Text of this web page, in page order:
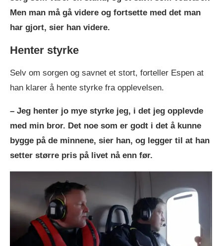
Men man må gå videre og fortsette med det man
har gjort, sier han videre.
Henter styrke
Selv om sorgen og savnet et stort, forteller Espen at
han klarer å hente styrke fra opplevelsen.
– Jeg henter jo mye styrke jeg, i det jeg opplevde
med min bror. Det noe som er godt i det å kunne
bygge på de minnene, sier han, og legger til at han
setter større pris på livet nå enn før.